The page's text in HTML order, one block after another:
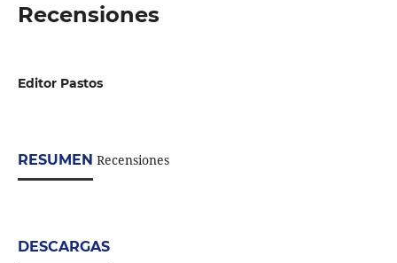
Recensiones
Editor Pastos
RESUMEN Recensiones
DESCARGAS